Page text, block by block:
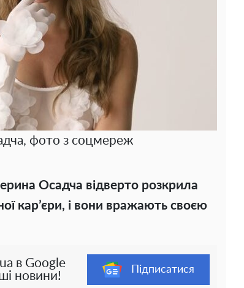
фото з соцмереж
Осадча відверто розкрила
кар’єри, і вони вражають своєю
в Google
новини!
Підписатися